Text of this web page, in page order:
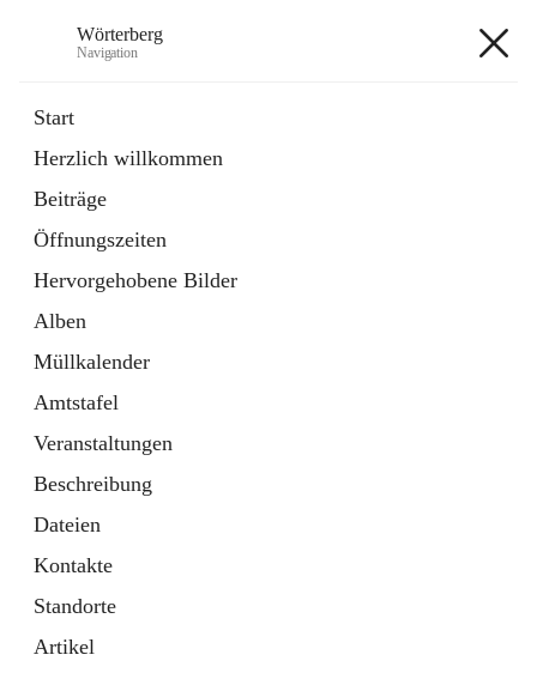
Wörterberg
Navigation
Start
Herzlich willkommen
Beiträge
Öffnungszeiten
Hervorgehobene Bilder
Alben
Müllkalender
Amtstafel
Veranstaltungen
Beschreibung
Dateien
Kontakte
Standorte
Artikel
5 Schnellzugriffe
Bürgerservice
9 Schnellzugriffe